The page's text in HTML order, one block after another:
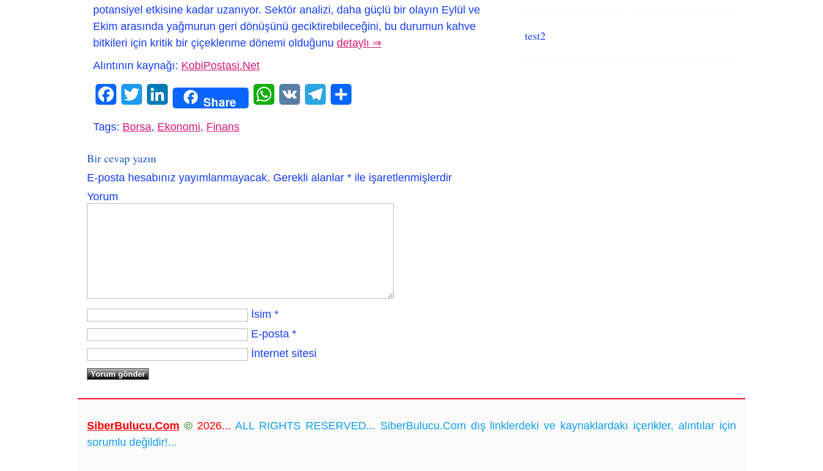
potansiyel etkisine kadar uzanıyor. Sektör analizi, daha güçlü bir olayın Eylül ve
Ekim arasında yağmurun geri dönüşünü geciktirebileceğini, bu durumun kahve
bitkileri için kritik bir çiçeklenme dönemi olduğunu detaylı ⇒
Alıntının kaynağı: KobiPostasi.Net
Facebook
Twitter LinkedIn Share WhatsApp
VK Telegram
Tags: Borsa, Ekonomi, Finans
Bir cevap yazın
E-posta hesabınız yayımlanmayacak. Gerekli alanlar * ile işaretlenmişlerdir
Yorum
İsim *
E-posta *
İnternet sitesi
test2
SiberBulucu.Com © 2026... ALL RIGHTS RESERVED... SiberBulucu.Com dış linklerdeki ve kaynaklardakı içerikler, alıntılar için
sorumlu değildir!...